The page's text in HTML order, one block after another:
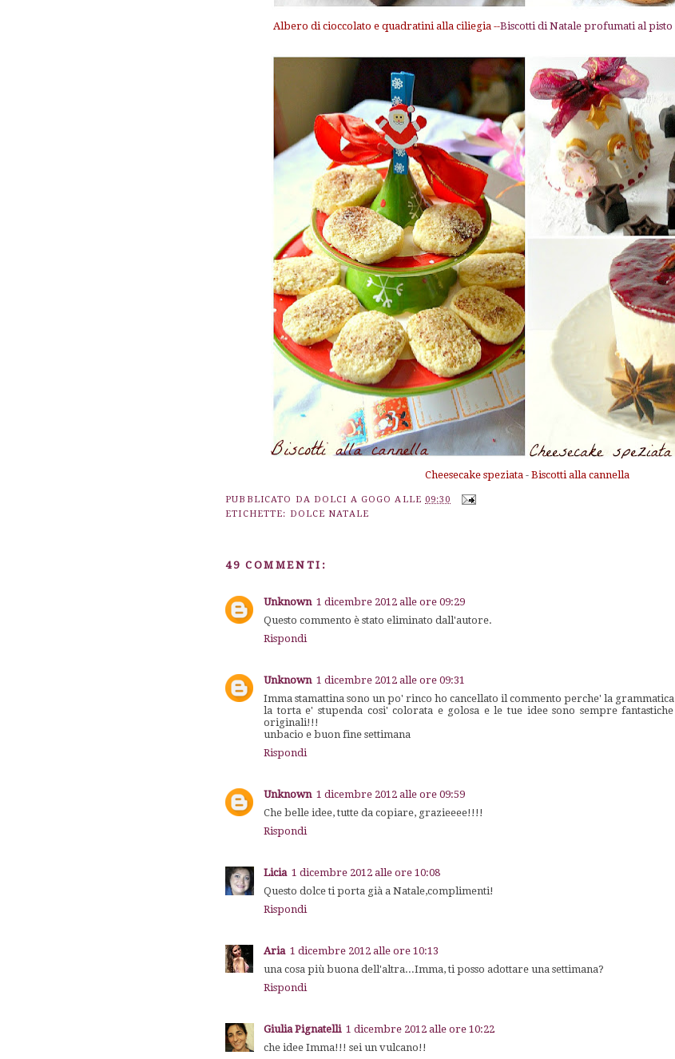
Albero di cioccolato e quadratini alla ciliegia --Biscotti di Natale profumati al pisto
Cheesecake speziata -Biscotti alla cannella
PUBBLICATO DA DOLCI A GOGO ALLE 09:30
ETICHETTE: DOLCE NATALE
49 COMMENTI:
Unknown 1 dicembre 2012 alle ore 09:29
Questo commento è stato eliminato dall'autore.
Rispondi
Unknown 1 dicembre 2012 alle ore 09:31
Imma stamattina sono un po' rinco ho cancellato il commento perche' la
la torta e' stupenda cosi' colorata e golosa e le tue idee sono sempre
originali!!!
unbacio e buon fine settimana
Rispondi
Unknown 1 dicembre 2012 alle ore 09:59
Che belle idee, tutte da copiare, grazieeee!!!!
Rispondi
Licia 1 dicembre 2012 alle ore 10:08
Questo dolce ti porta già a Natale,complimenti!
Rispondi
Aria 1 dicembre 2012 alle ore 10:13
una cosa più buona dell'altra...Imma, ti posso adottare una settimana?
Rispondi
Giulia Pignatelli 1 dicembre 2012 alle ore 10:22
che idee Imma!!! sei un vulcano!!